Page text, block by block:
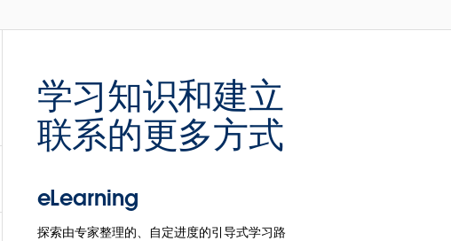
学习知识和建立
联系的更多方式
eLearning
探索由专家整理的、自定进度的引导式学习路